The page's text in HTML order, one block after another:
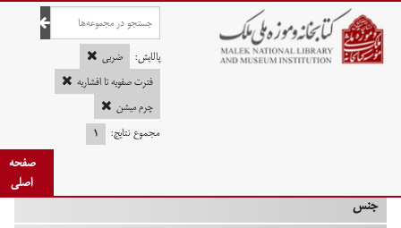
صفحه اصلی
پالایش:
ضربی
فترت صفویه تا افشاریه
چرم میشن
مجموع نتایج:
۱
صفحه
اصلی
جنس